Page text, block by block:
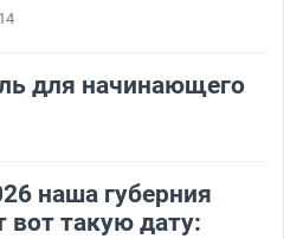
для начинающего
наша губерния
вот такую дату: